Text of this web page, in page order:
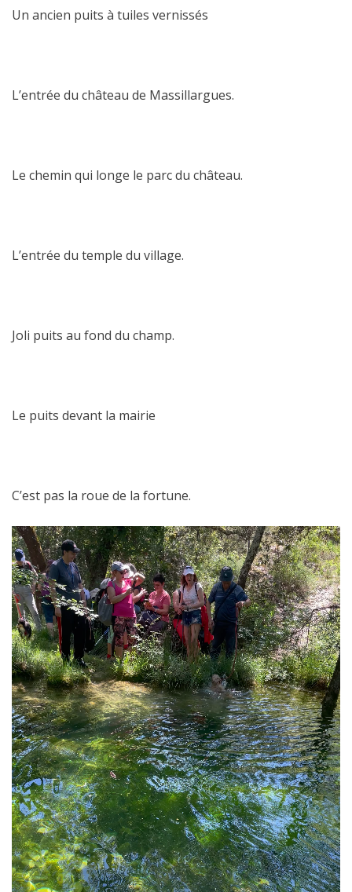
Un ancien puits à tuiles vernissés
L’entrée du château de Massillargues.
Le chemin qui longe le parc du château.
L’entrée du temple du village.
Joli puits au fond du champ.
Le puits devant la mairie
C’est pas la roue de la fortune.